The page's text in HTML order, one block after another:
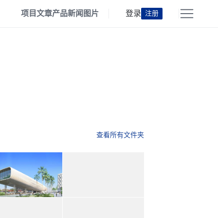
项目文章产品新闻 图片 登录 注册
查看所有文件夹